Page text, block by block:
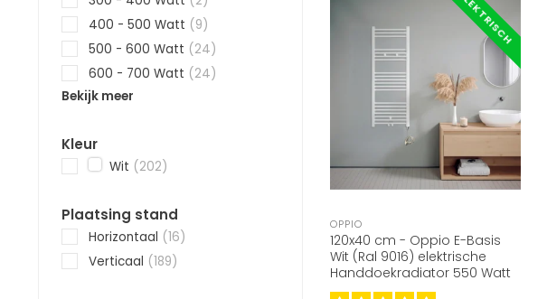
400 - 500 Watt (9)
500 - 600 Watt (24)
600 - 700 Watt (24)
Bekijk meer
Kleur
Wit (202)
Plaatsing stand
Horizontaal (16)
Verticaal (189)
ELEKTRISCH
OPPIO
120x40 cm - Oppio E-Basis
Wit (Ral 9016) elektrische
Handdoekradiator 550 Watt